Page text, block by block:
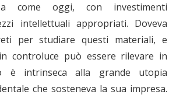
come oggi, con investimenti
intellettuali appropriati. Doveva
per studiare questi materiali, e
controluce può essere rilevare in
è intrinseca alla grande utopia
che sosteneva la sua impresa.